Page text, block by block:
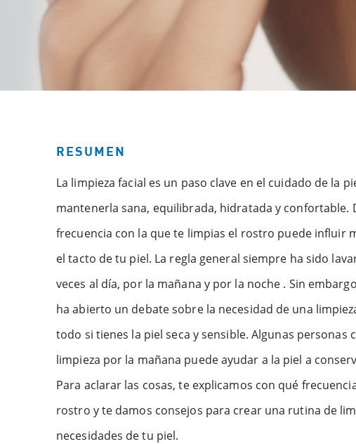
RESUMEN
La limpieza facial es un paso clave en el cuidado de la
mantenerla sana, equilibrada, hidratada y confortable.
frecuencia con la que te limpias el rostro puede influir
el tacto de tu piel. La regla general siempre ha sido
veces al día, por la mañana y por la noche . Sin
ha abierto un debate sobre la necesidad de una
todo si tienes la piel seca y sensible. Algunas personas
limpieza por la mañana puede ayudar a la piel a
Para aclarar las cosas, te explicamos con qué
rostro y te damos consejos para crear una rutina de
necesidades de tu piel.